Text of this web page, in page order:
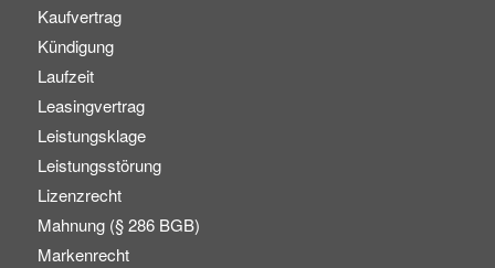
Kaufvertrag
Kündigung
Laufzeit
Leasingvertrag
Leistungsklage
Leistungsstörung
Lizenzrecht
Mahnung (§ 286 BGB)
Markenrecht